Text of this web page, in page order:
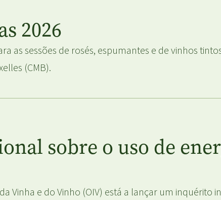
2026
as sessões de rosés, espumantes e de vinhos
(CMB).
sobre o uso de
Vinha e do Vinho (OIV) está a lançar um inquérito